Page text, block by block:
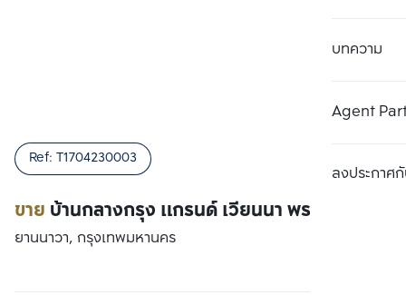
บทความ
Agent
ลงประกาศกั
ขาย บ้านกลางกรุง แกรนด์ เวียนนา พระราม 3
Ref: T1704230003
ยานนาวา, กรุงเทพมหานคร
เปรียบเทียบ